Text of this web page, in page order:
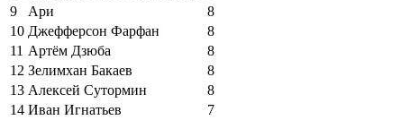
9
Ари
8
10 Джефферсон Фарфан
8
11 Артём Дзюба
8
12 Зелимхан Бакаев
8
13 Алексей Сутормин
8
14 Иван Игнатьев
7